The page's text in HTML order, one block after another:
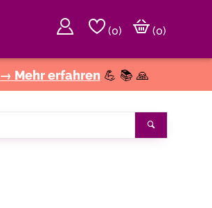
(0)
(0)
→ Mehr erfahren 💪 📚 🙏